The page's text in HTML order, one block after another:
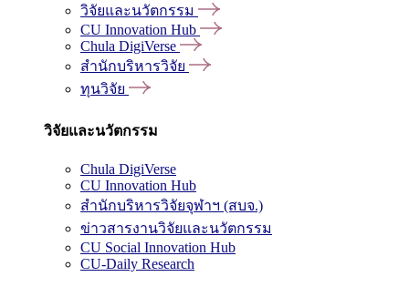
วิจัยและนวัตกรรม
CU Innovation Hub
Chula DigiVerse
สำนักบริหารวิจัย
ทุนวิจัย
วิจัยและนวัตกรรม
Chula DigiVerse
CU Innovation Hub
สำนักบริหารวิจัยจุฬาฯ (สบจ.)
ข่าวสารงานวิจัยและนวัตกรรม
CU Social Innovation Hub
CU-Daily Research